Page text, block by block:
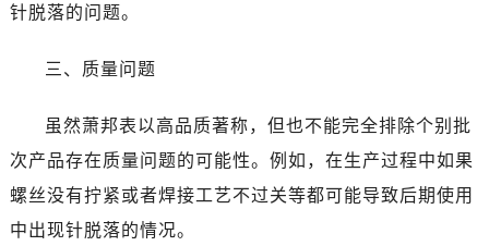
针脱落的问题。
三、质量问题
虽然萧邦表以高品质著称，但也不能完全排除个别批
次产品存在质量问题的可能性。例如，在生产过程中如果
螺丝没有拧紧或者焊接工艺不过关等都可能导致后期使用
中出现针脱落的情况。